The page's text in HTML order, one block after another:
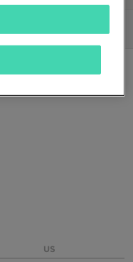
US